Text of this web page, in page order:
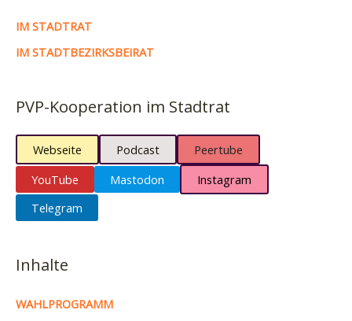
IM STADTRAT
IM STADTBEZIRKSBEIRAT
PVP-Kooperation im Stadtrat
Webseite Podcast
Peertube
YouTube
Mastodon
Instagram
Telegram
Inhalte
WAHLPROGRAMM